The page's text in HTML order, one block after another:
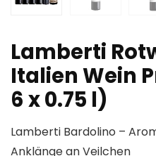
Lamberti
Italien Wein
6 x 0.75 l)
Lamberti Bardolino –
Anklänge an Veilchen